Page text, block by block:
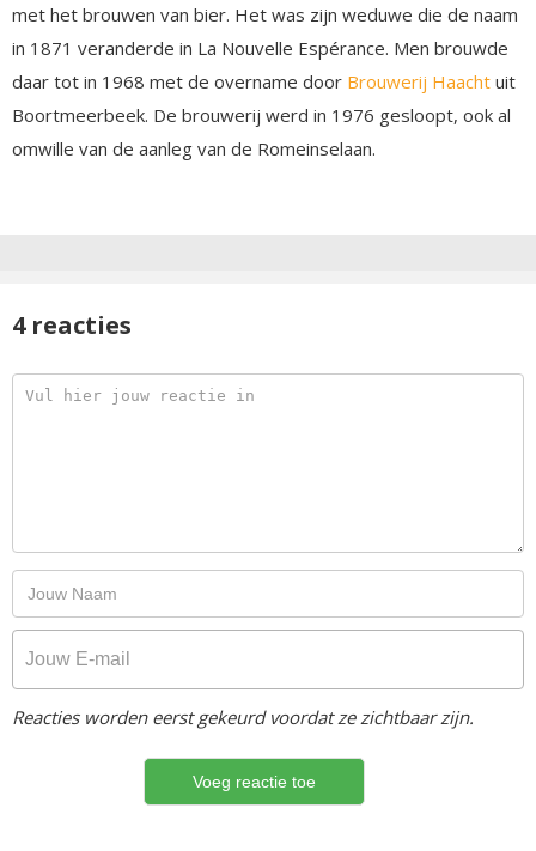
met het brouwen van bier. Het was zijn weduwe die de naam
in 1871 veranderde in La Nouvelle Espérance. Men brouwde
daar tot in 1968 met de overname door Brouwerij Haacht uit
Boortmeerbeek. De brouwerij werd in 1976 gesloopt, ook al
omwille van de aanleg van de Romeinselaan.
4 reacties
Reacties worden eerst gekeurd voordat ze zichtbaar zijn.